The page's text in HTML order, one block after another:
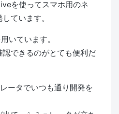
を使ってスマホ用のネ
ています。
いています。
認できるのがとても便利だ
ータでいつも通り開発を